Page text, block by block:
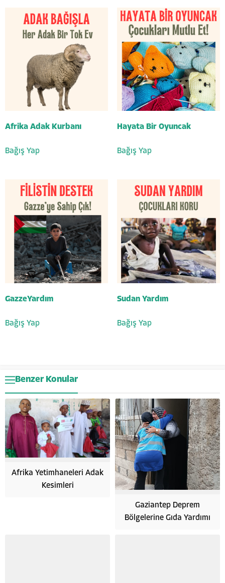
Afrika Adak Kurbanı
Bağış Yap
Hayata Bir Oyuncak
Bağış Yap
GazzeYardım
Bağış Yap
Sudan Yardım
Bağış Yap
Benzer Konular
Afrika Yetimhaneleri Adak
Kesimleri
Gaziantep Deprem
Bölgelerine Gıda Yardımı